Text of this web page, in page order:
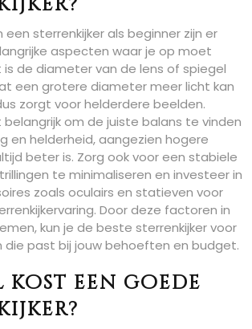
een sterrenkijker als beginner zijn er
aspecten waar je op moet
de diameter van de lens of spiegel
een grotere diameter meer licht kan
zorgt voor helderdere beelden.
om de juiste balans te vinden
en helderheid, aangezien hogere
beter is. Zorg ook voor een stabiele
te minimaliseren en investeer in
zoals oculairs en statieven voor
Door deze factoren in
kun je de beste sterrenkijker voor
die past bij jouw behoeften en budget.
kost een goede